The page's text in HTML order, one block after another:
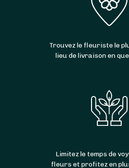
Trouvez le fleuriste le
lieu de livraison en
Limitez le temps de
fleurs et profitez en